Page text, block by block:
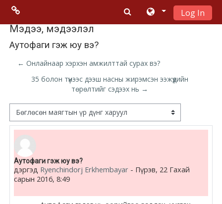
Menu 2
Moodle
community
free support
Moodle
development
Moodle
Log In
Мэдээ, мэдээлэл
Аутофаги гэж юу вэ?
← Онлайнаар хэрхэн амжилттай сурах вэ?
35 болон түүнээс дээш насны жирэмсэн ээжүүдийн
төрөлтийг сэдээх нь →
Дэлгэцний горим
Аутофаги гэж юу вэ?
дэргэд Ryenchindorj Erkhembayar - Пүрэв, 22 Гахай
сарын 2016, 8:49
Number of replies: 0